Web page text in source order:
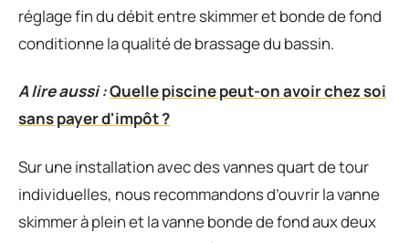
réglage fin du débit entre skimmer et bonde de fond
conditionne la qualité de brassage du bassin.
A lire aussi :Quelle piscine peut-on avoir chez soi
sans payer d'impôt ?
Sur une installation avec des vannes quart de tour
individuelles, nous recommandons d’ouvrir la vanne
skimmer à plein et la vanne bonde de fond aux deux